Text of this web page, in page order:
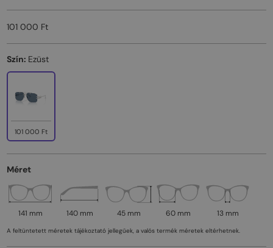
101 000 Ft
Szín: Ezüst
101 000 Ft
Méret
141 mm 140 mm 45 mm 60 mm 13 mm
A feltüntetett méretek tájékoztató jellegűek, a valós termék méretek eltérhetnek.